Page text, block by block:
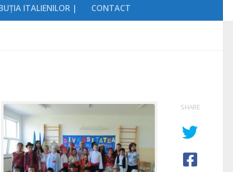
ITALIENILOR | CONTACT
SHARE